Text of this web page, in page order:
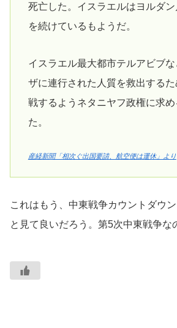
死亡した。イスラエルはヨルダ
を続けているもようだ。
イスラエル最大都市テルアビブ
ザに連行された人質を救出する
戦するようネタニヤフ政権に求
た。
産経新聞「相次ぐ出国要請、航空便は運休」より
これはもう、中東戦争カウントダウ
と見て良いだろう。第5次中東戦争な